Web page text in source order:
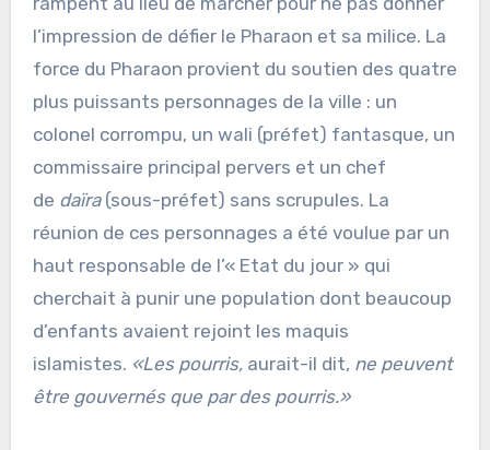
l’impression de défier le Pharaon et sa milice. La
force du Pharaon provient du soutien des quatre
plus puissants personnages de la ville : un
colonel corrompu, un wali (préfet) fantasque, un
commissaire principal pervers et un chef
de daïra(sous-préfet) sans scrupules. La
réunion de ces personnages a été voulue par un
haut responsable de l’« Etat du jour » qui
cherchait à punir une population dont beaucoup
d’enfants avaient rejoint les maquis
islamistes. «Les pourris,aurait-il dit, ne peuvent
être gouvernés que par des pourris.»